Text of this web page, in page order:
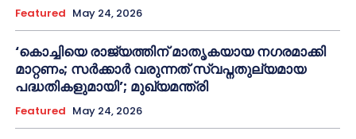
Featured May 24, 2026
‘കൊച്ചിയെ രാജ്യത്തിന് മാതൃകയായ നഗരമാക്കി
മാറ്റണം; സർക്കാർ വരുന്നത് സ്വപ്നതുല്യമായ
പദ്ധതികളുമായി’; മുഖ്യമന്ത്രി
Featured May 24, 2026